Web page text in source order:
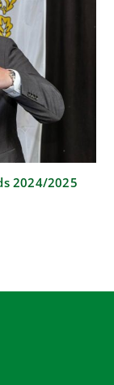
2024/2025